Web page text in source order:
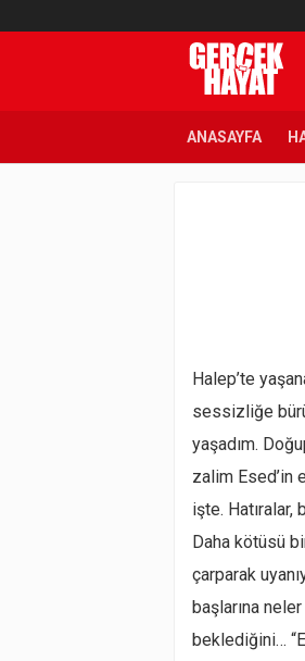
ANASAYFA
Halep’te
sessizliğe
yaşadım.
zalim Esed’in
işte. Hatıralar,
Daha kötüsü
çarparak
başlarına
beklediğini…